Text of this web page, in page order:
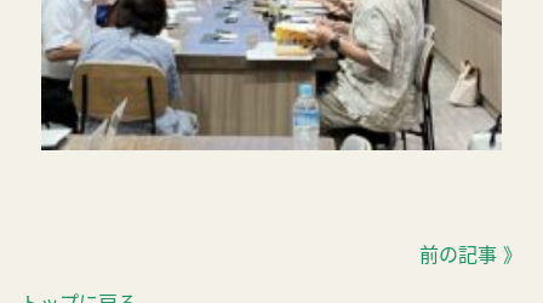
前の記事 》